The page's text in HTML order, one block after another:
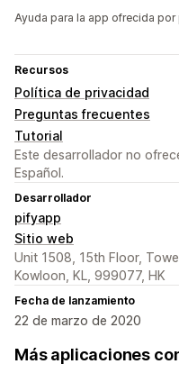
Ayuda para la app ofrecida por
Recursos
Política de privacidad
Preguntas frecuentes
Tutorial
Este desarrollador no
Español.
Desarrollador
pifyapp
Sitio web
Unit 1508, 15th Floor,
Kowloon, KL, 999077, HK
Fecha de lanzamiento
22 de marzo de 2020
Más aplicaciones